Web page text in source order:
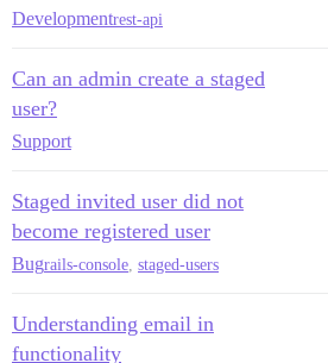
Developmentrest-api
Can an admin create a staged
user?
Support
Staged invited user did not
become registered user
Bugrails-console staged-users
Understanding email in
functionality